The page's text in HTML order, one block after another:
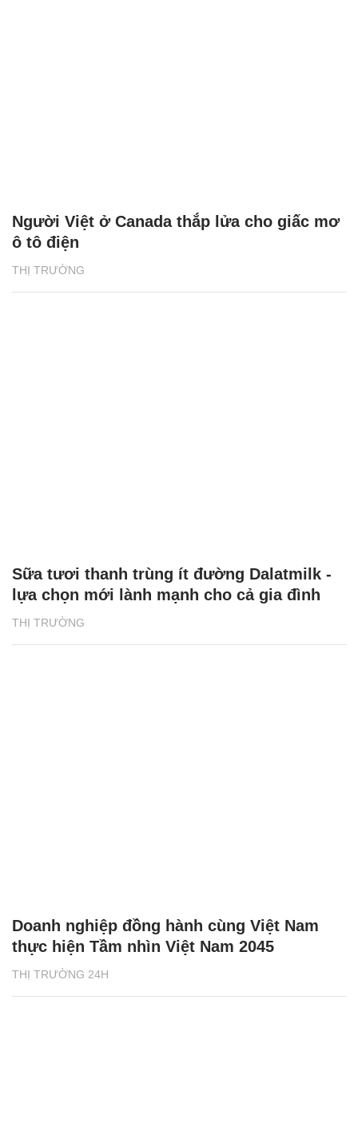
THỊ TRƯỜNG
Người Việt ở Canada thắp lửa cho giấc mơ
ô tô điện
THỊ TRƯỜNG
Sữa tươi thanh trùng ít đường Dalatmilk -
lựa chọn mới lành mạnh cho cả gia đình
THỊ TRƯỜNG 24H
Doanh nghiệp đồng hành cùng Việt Nam
thực hiện Tầm nhìn Việt Nam 2045